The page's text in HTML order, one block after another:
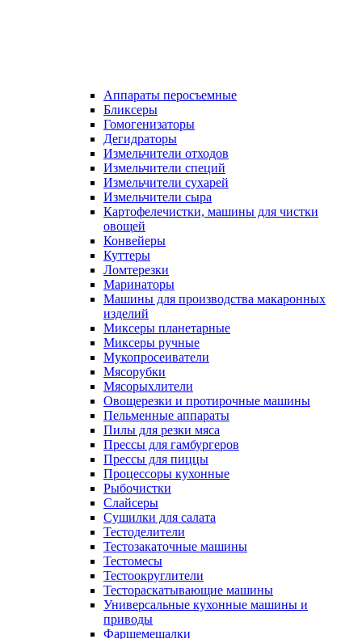
Аппараты перосъемные
Бликсеры
Гомогенизаторы
Дегидраторы
Измельчители отходов
Измельчители специй
Измельчители сухарей
Измельчители сыра
Картофелечистки, машины для чистки
овощей
Конвейеры
Куттеры
Ломтерезки
Маринаторы
Машины для производства макаронных
изделий
Миксеры планетарные
Миксеры ручные
Мукопросеиватели
Мясорубки
Мясорыхлители
Овощерезки и протирочные машины
Пельменные аппараты
Пилы для резки мяса
Прессы для гамбургеров
Прессы для пиццы
Процессоры кухонные
Рыбочистки
Слайсеры
Сушилки для салата
Тестоделители
Тестозакаточные машины
Тестомесы
Тестоокруглители
Тестораскатывающие машины
Универсальные кухонные машины и
приводы
Фаршемешалки